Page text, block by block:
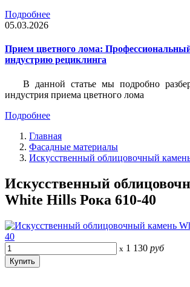
Подробнее
05.03.2026
Прием цветного лома:
индустрию рециклинга
В данной статье мы подробно
индустрия приема цветного лома
Подробнее
Главная
Фасадные материалы
Искусственный облицовочный
Искусственный
White Hills Рока 610-40
x 1 130 руб